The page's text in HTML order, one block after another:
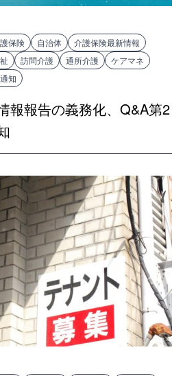
保険 自治体
介護保険最新情報
訪問介護 通所介護
ケアマネ
知
報報告の義務化、Q&A第2